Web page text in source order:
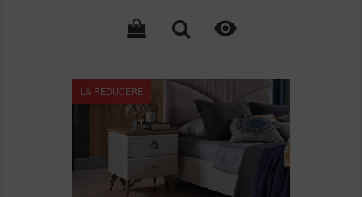

LA REDUCERE